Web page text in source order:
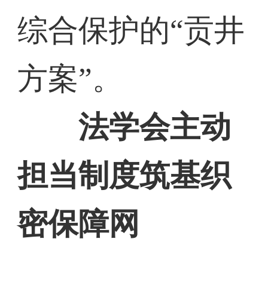
综合保护的“贡井
方案”。
法学会主动
担当制度筑基织
密保障网